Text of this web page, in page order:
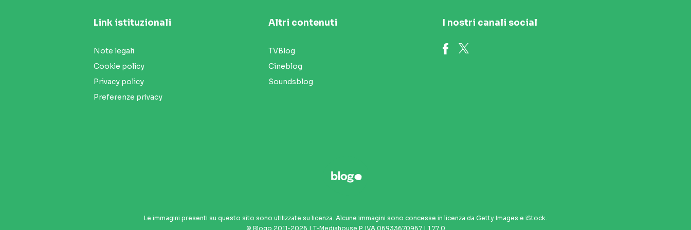
Link istituzionali
Note legali
Cookie policy
Privacy policy
Preferenze privacy
Altri contenuti
TVBlog
Cineblog
Soundsblog
I nostri canali social
Le immagini presenti su questo sito sono utilizzate su licenza. Alcune immagini sono concesse in licenza da Getty Images e iStock.
© Blogo 2011-2026 | T-Mediahouse P. IVA 06933670967 | 1.77.0